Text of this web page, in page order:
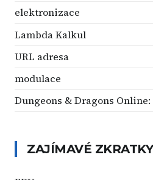
elektronizace
Lambda Kalkul
URL adresa
modulace
Dungeons & Dragons
ZAJÍMAVÉ ZKRATKY